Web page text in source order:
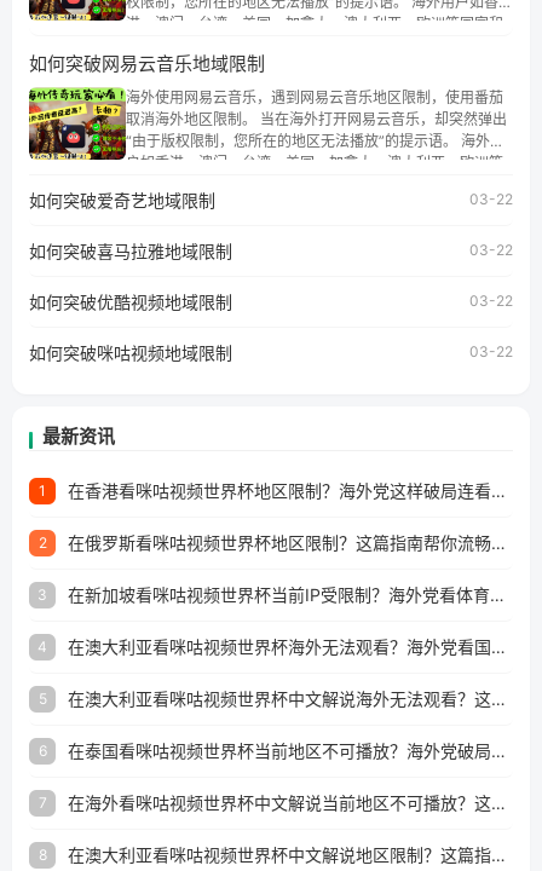
港、澳门、台湾、美国、加拿大、澳大利亚、欧洲等国家和
权限制问题，且仅能在中国大陆地区播放。 遇到这个问题的
朋友们，使用番茄回国加速器，即可解决「海外用户收听腾
讯视频地区版权限制」的问题，无论人在香港、澳门、台
湾、美国、加拿大、澳大利亚、欧洲等国家和地区工作、留
学、定居等，都可以使用，不再因地区和版权限制所困扰。
如何突破网易云音乐地域限制
海外使用网易云音乐，遇到网易云音乐地区限制，使用番茄
取消海外地区限制。 当在海外打开网易云音乐，却突然弹出
“由于版权限制，您所在的地区无法播放”的提示语。 海外用
户如香港、澳门、台湾、美国、加拿大、澳大利亚、欧洲等
地区及版权限制问题，且仅能在中国大陆地区播放。 遇到这
户收听网易云音乐地区版权限制」的问题，无论人在香港、
工作、留学、定居等，都可以使用，不再因地区和版权限制
所困扰。
如何突破爱奇艺地域限制 03-22
如何突破喜马拉雅地域限制 03-22
如何突破优酷视频地域限制 03-22
如何突破咪咕视频地域限制 03-22
最新资讯
1 在香港看咪咕视频世界杯地区限制？海外党这样破局连看7天不卡顿！
2 在俄罗斯看咪咕视频世界杯地区限制？这篇指南帮你流畅看中文解说赛事
3 在新加坡看咪咕视频世界杯当前IP受限制？海外党看体育赛事的终极破局指南
4 在澳大利亚看咪咕视频世界杯海外无法观看？海外党看国内体育直播的终极解法
5 在澳大利亚看咪咕视频世界杯中文解说海外无法观看？这篇指南帮你搞定所有体育直播难题
6 在泰国看咪咕视频世界杯当前地区不可播放？海外党破局看中文解说赛事指南
7 在海外看咪咕视频世界杯中文解说当前地区不可播放？这篇指南帮你搞定所有体育赛事直播难题
8 在澳大利亚看咪咕视频世界杯中文解说地区限制？这篇指南帮你搞定海外观赛难题